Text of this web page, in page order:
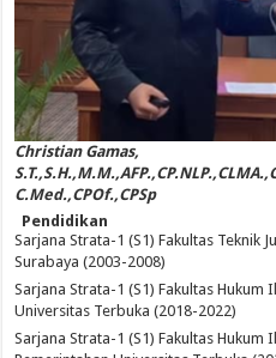
Christian Gamas,
C.Med.,CPOf.,CPSp
Pendidikan
Sarjana Strata-1 (S1) Fakultas Teknik
Surabaya (2003-2008)
Sarjana Strata-1 (S1) Fakultas Hukum
Universitas Terbuka (2018-2022)
Sarjana Strata-1 (S1) Fakultas Hukum